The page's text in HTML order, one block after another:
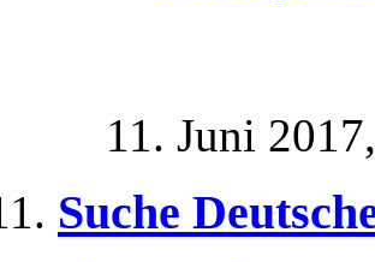
11. Juni 2017,
Suche